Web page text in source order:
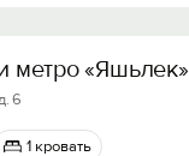
метро «Яшьлек»
6
1 кровать